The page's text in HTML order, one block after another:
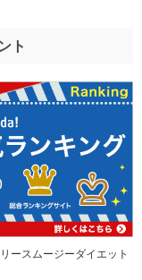
ト
ースムージーダイエット